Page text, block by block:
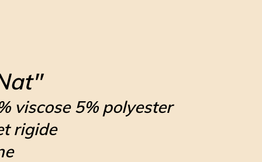
viscose 5% polyester
rigide